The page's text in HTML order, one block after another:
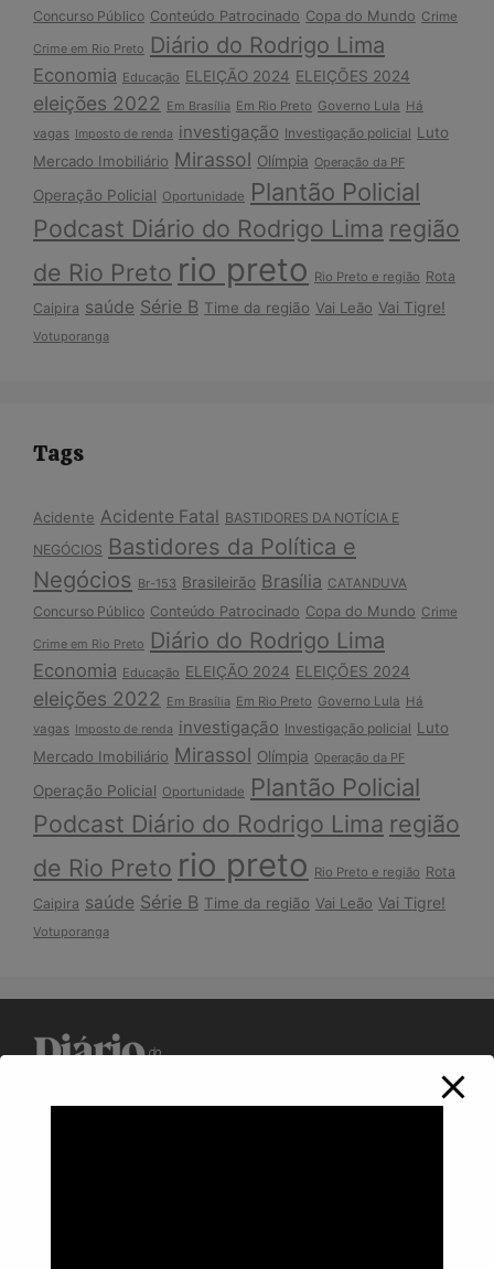
Concurso Público Conteúdo Patrocinado Copa do Mundo Crime
Crime em Rio Preto Diário do Rodrigo Lima
Economia Educação ELEIÇÃO 2024 ELEIÇÕES 2024
eleições 2022 Em Brasília Em Rio Preto Governo Lula Há
vagas Imposto de renda investigação Investigação policial Luto
Mercado Imobiliário Mirassol Olímpia Operação da PF
Operação Policial Oportunidade Plantão Policial
Podcast Diário do Rodrigo Lima região
de Rio Preto rio preto Rio Preto e região Rota
Caipira saúde Série B Time da região Vai Leão Vai Tigre!
Votuporanga
Tags
Acidente Acidente Fatal BASTIDORES DA NOTÍCIA E
NEGÓCIOS Bastidores da Política e
Negócios Br-153 Brasileirão Brasília CATANDUVA
Concurso Público Conteúdo Patrocinado Copa do Mundo Crime
Crime em Rio Preto Diário do Rodrigo Lima
Economia Educação ELEIÇÃO 2024 ELEIÇÕES 2024
eleições 2022 Em Brasília Em Rio Preto Governo Lula Há
vagas Imposto de renda investigação Investigação policial Luto
Mercado Imobiliário Mirassol Olímpia Operação da PF
Operação Policial Oportunidade Plantão Policial
Podcast Diário do Rodrigo Lima região
de Rio Preto rio preto Rio Preto e região Rota
Caipira saúde Série B Time da região Vai Leão Vai Tigre!
Votuporanga